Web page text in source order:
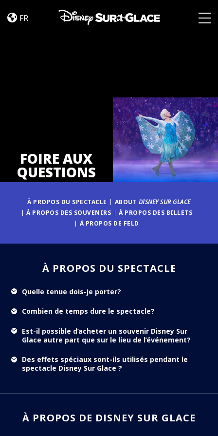
FR
FOIRE AUX
QUESTIONS
À PROPOS DU SPECTACLE ABOUT DISNEY SUR GLACE
À PROPOS DES SOUVENIRS
À PROPOS DES BILLETS
À PROPOS DE FELD
À PROPOS DU SPECTACLE
Quelle tenue dois-je porter?
Combien de temps dure le spectacle?
Est-il possible d’acheter un souvenir Disney Sur
Glace autre part que sur le lieu de l’événement?
Des effets spéciaux sont-ils utilisés pendant le
spectacle Disney Sur Glace ?
À PROPOS DE DISNEY SUR GLACE